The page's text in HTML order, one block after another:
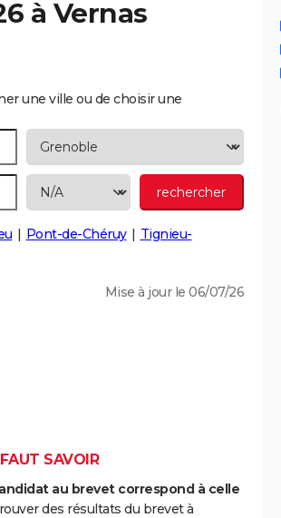
à Vernas
une ville ou de choisir une
Pont-de-Chéruy
Tignieu-
Mise à jour le 06/07/26
SAVOIR
au brevet correspond à celle
des résultats du brevet à